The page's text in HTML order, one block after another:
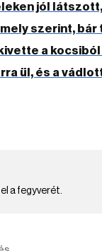
jól látszott,
szerint,
a
ül, és a
a fegyverét.